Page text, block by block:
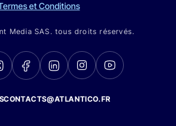
et Conditions
Media SAS. tous droits réservés.